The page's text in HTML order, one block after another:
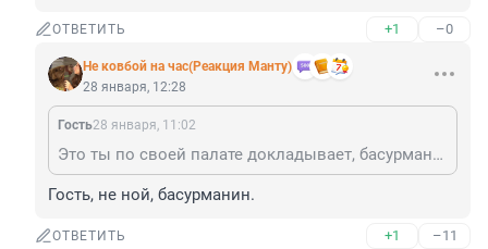
ОТВЕТИТЬ +1 –0
Не ковбой на час(Реакция Манту)
28 января, 12:28
Гость28 января, 11:02
Это ты по своей палате докладывает, басурманин?
Гость, не ной, басурманин.
ОТВЕТИТЬ +1 –11